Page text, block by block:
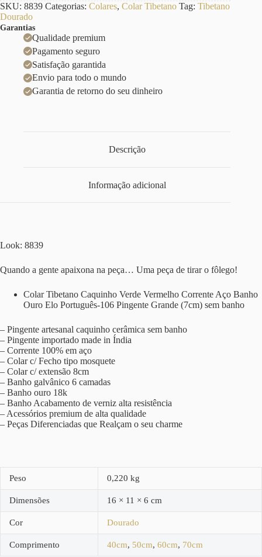
SKU: 8839 Categorias: Colares, Colar Tibetano Tag: Tibetano
Dourado
Garantias
Qualidade premium
Pagamento seguro
Satisfação garantida
Envio para todo o mundo
Garantia de retorno do seu dinheiro
Descrição
Informação adicional
Look: 8839
Quando a gente apaixona na peça… Uma peça de tirar o fôlego!
Colar Tibetano Caquinho Verde Vermelho Corrente Aço Banho
Ouro Elo Português-106 Pingente Grande (7cm) sem banho
– Pingente artesanal caquinho cerâmica sem banho
– Pingente importado made in Índia
– Corrente 100% em aço
– Colar c/ Fecho tipo mosquete
– Colar c/ extensão 8cm
– Banho galvânico 6 camadas
– Banho ouro 18k
– Banho Acabamento de verniz alta resistência
– Acessórios premium de alta qualidade
– Peças Diferenciadas que Realçam o seu charme
Peso 0,220 kg
Dimensões 16 × 11 × 6 cm
Cor Dourado
Comprimento 40cm, 50cm, 60cm, 70cm